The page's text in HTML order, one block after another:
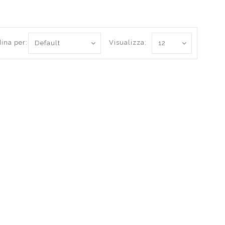
Visualizza:
per: